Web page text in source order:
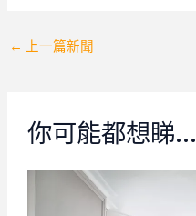
Post
← 上一篇新聞
你可能都想睇…